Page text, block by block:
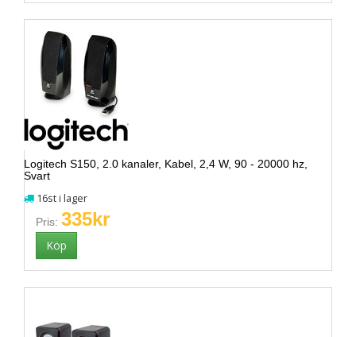
Logitech S150, 2.0 kanaler, Kabel, 2,4 W, 90 - 20000 hz,
Svart
16st i lager
Pris: 335kr